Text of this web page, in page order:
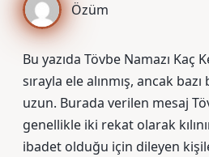
Özüm
Bu yazıda Tövbe Namazı Kaç
sırayla ele alınmış, ancak
uzun. Burada verilen mesaj
genellikle iki rekat olarak
ibadet olduğu için dileyen